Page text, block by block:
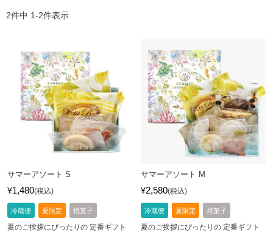
2件中 1-2件表示
サマーアソート S
¥1,480 税込
冷蔵便 夏限定 焼菓子
夏のご挨拶にぴったりの 定番ギフト
サマーアソート M
¥2,580 税込
冷蔵便 夏限定 焼菓子
夏のご挨拶にぴったりの 定番ギフト